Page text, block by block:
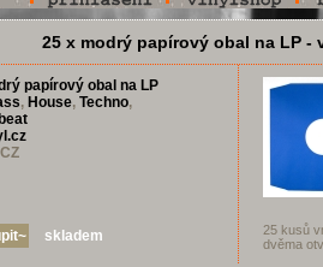
25 x modrý papírový obal na LP -
papírový obal na LP
, House, Techno,
skladem
25 kusů
dvěma